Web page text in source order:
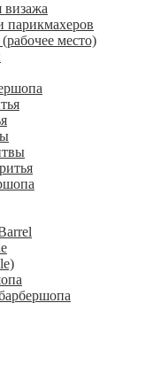
визажа
парикмахеров
место)